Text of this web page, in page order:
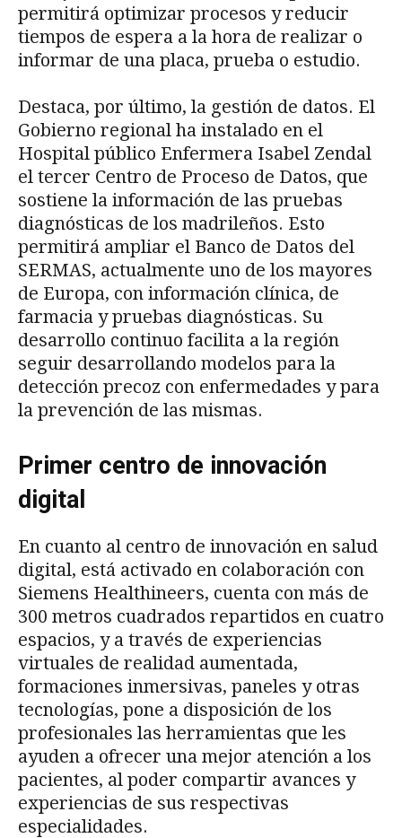
permitirá optimizar procesos y reducir
tiempos de espera a la hora de realizar o
informar de una placa, prueba o estudio.
Destaca, por último, la gestión de datos. El
Gobierno regional ha instalado en el
Hospital público Enfermera Isabel Zendal
el tercer Centro de Proceso de Datos, que
sostiene la información de las pruebas
diagnósticas de los madrileños. Esto
permitirá ampliar el Banco de Datos del
SERMAS, actualmente uno de los mayores
de Europa, con información clínica, de
farmacia y pruebas diagnósticas. Su
desarrollo continuo facilita a la región
seguir desarrollando modelos para la
detección precoz con enfermedades y para
la prevención de las mismas.
Primer centro de innovación
digital
En cuanto al centro de innovación en salud
digital, está activado en colaboración con
Siemens Healthineers, cuenta con más de
300 metros cuadrados repartidos en cuatro
espacios, y a través de experiencias
virtuales de realidad aumentada,
formaciones inmersivas, paneles y otras
tecnologías, pone a disposición de los
profesionales las herramientas que les
ayuden a ofrecer una mejor atención a los
pacientes, al poder compartir avances y
experiencias de sus respectivas
especialidades.